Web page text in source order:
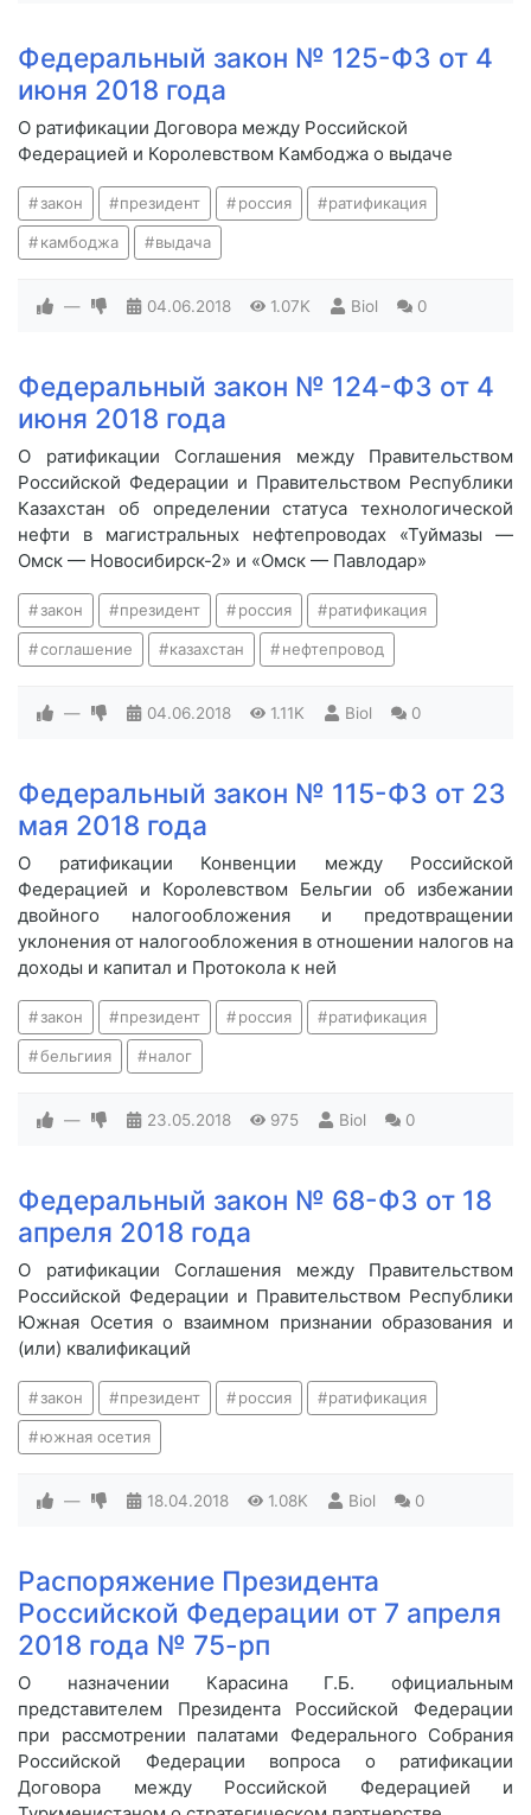
Федеральный закон № 125-ФЗ от 4
июня 2018 года
О ратификации Договора между Российской
Федерацией и Королевством Камбоджа о выдаче
закон президент россия ратификация
камбоджа выдача
— 04.06.2018 1.07K Biol 0
Федеральный закон № 124-ФЗ от 4
июня 2018 года
О ратификации Соглашения между Правительством
Российской Федерации и Правительством Республики
Казахстан об определении статуса технологической
нефти в магистральных нефтепроводах «Туймазы —
Омск — Новосибирск-2» и «Омск — Павлодар»
закон президент россия ратификация
соглашение казахстан нефтепровод
— 04.06.2018 1.11K Biol 0
Федеральный закон № 115-ФЗ от 23
мая 2018 года
О ратификации Конвенции между Российской
Федерацией и Королевством Бельгии об избежании
двойного налогообложения и предотвращении
уклонения от налогообложения в отношении налогов на
доходы и капитал и Протокола к ней
закон президент россия ратификация
бельгиия налог
— 23.05.2018 975 Biol 0
Федеральный закон № 68-ФЗ от 18
апреля 2018 года
О ратификации Соглашения между Правительством
Российской Федерации и Правительством Республики
Южная Осетия о взаимном признании образования и
(или) квалификаций
закон президент россия ратификация
южная осетия
— 18.04.2018 1.08K Biol 0
Распоряжение Президента
Российской Федерации от 7 апреля
2018 года № 75-рп
О назначении Карасина Г.Б. официальным
представителем Президента Российской Федерации
при рассмотрении палатами Федерального Собрания
Российской Федерации вопроса о ратификации
Договора между Российской Федерацией и